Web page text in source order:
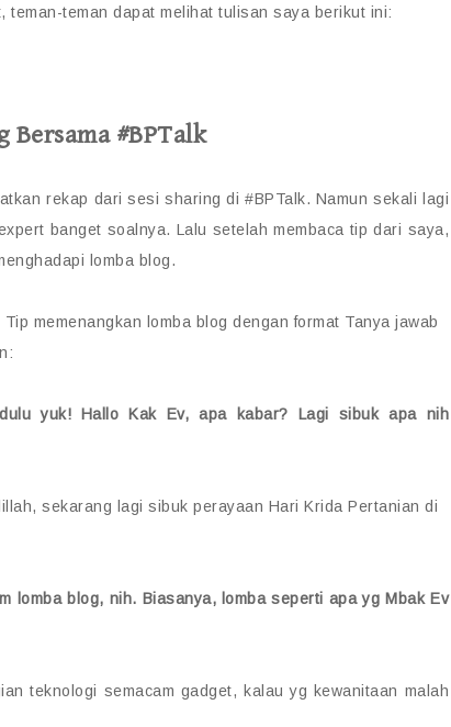
teman-teman dapat melihat tulisan saya berikut ini:
#BPTalk
rekap dari sesi sharing di #BPTalk. Namun sekali lagi
banget soalnya. Lalu setelah membaca tip dari saya,
lomba blog.
memenangkan lomba blog dengan format Tanya jawab
yuk! Hallo Kak Ev, apa kabar? Lagi sibuk apa nih
sekarang lagi sibuk perayaan Hari Krida Pertanian di
lomba blog, nih. Biasanya, lomba seperti apa yg Mbak Ev
teknologi semacam gadget, kalau yg kewanitaan malah